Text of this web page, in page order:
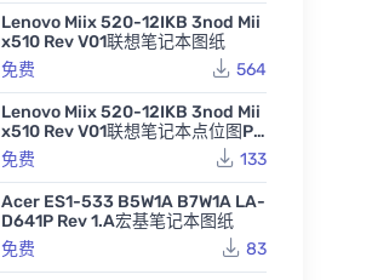
Lenovo Miix 520-12IKB 3nod Mii
x510 Rev V01联想笔记本图纸
免费
564
Lenovo Miix 520-12IKB 3nod Mii
x510 Rev V01联想笔记本点位图PD
F
免费 133
Acer ES1-533 B5W1A B7W1A LA-
D641P Rev 1.A宏基笔记本图纸
免费
83